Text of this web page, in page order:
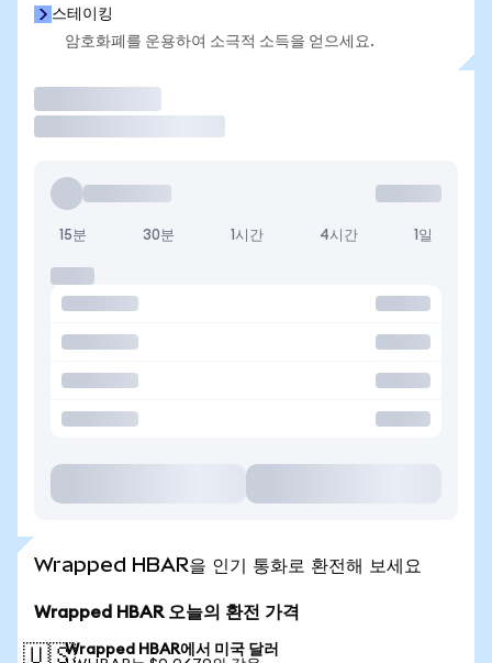
스테이킹
암호화폐를 운용하여 소극적 소득을 얻으세요.
15분 30분 1시간 4시간 1일
Wrapped HBAR을 인기 통화로 환전해 보세요
Wrapped HBAR 오늘의 환전 가격
🇺🇸Wrapped HBAR에서 미국 달러